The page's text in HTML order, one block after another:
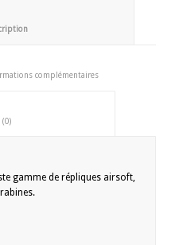
						Description
Informations
						Avis (0)
gamme de répliques airsoft,